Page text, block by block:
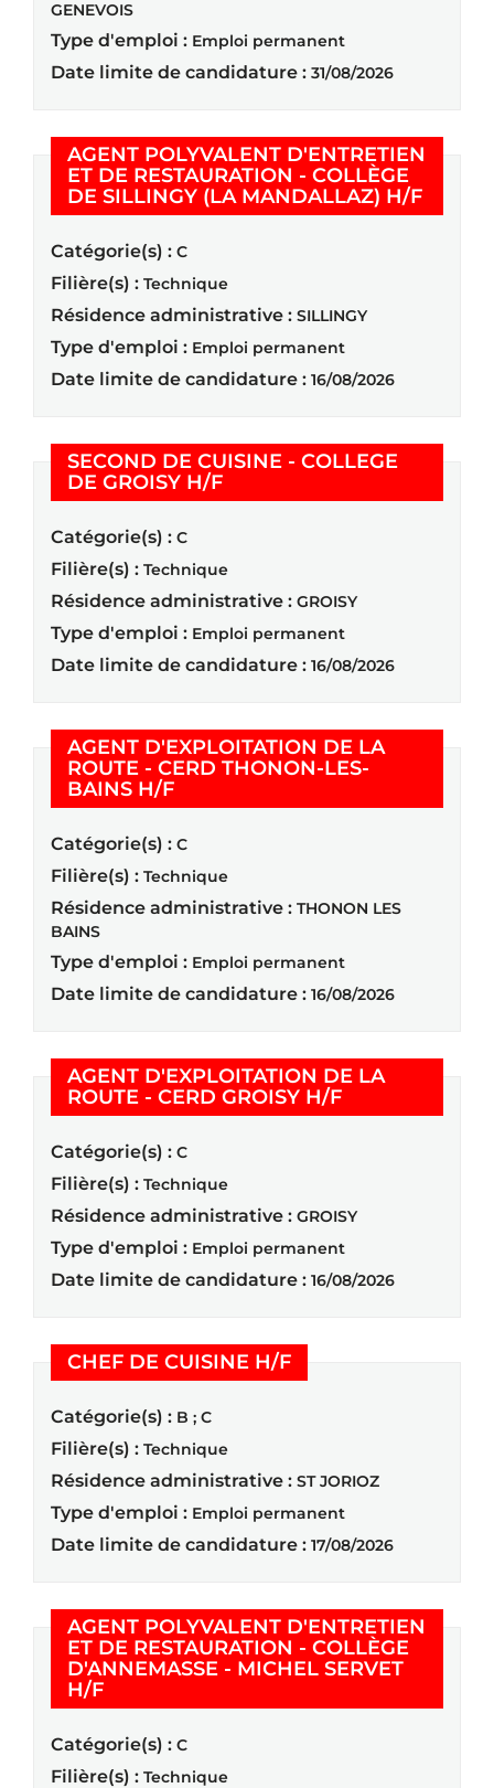
GENEVOIS
Type d'emploi : Emploi permanent
Date limite de candidature : 31/08/2026
AGENT POLYVALENT D'ENTRETIEN
ET DE RESTAURATION - COLLÈGE
DE SILLINGY (LA MANDALLAZ) H/F
Catégorie(s) : C
Filière(s) : Technique
Résidence administrative : SILLINGY
Type d'emploi : Emploi permanent
Date limite de candidature : 16/08/2026
SECOND DE CUISINE - COLLEGE
DE GROISY H/F(Nouvelle fenêtre)
Catégorie(s) : C
Filière(s) : Technique
Résidence administrative : GROISY
Type d'emploi : Emploi permanent
Date limite de candidature : 16/08/2026
AGENT D'EXPLOITATION DE LA
ROUTE - CERD THONON-LES-
BAINS H/F(Nouvelle fenêtre)
Catégorie(s) : C
Filière(s) : Technique
Résidence administrative : THONON LES
BAINS
Type d'emploi : Emploi permanent
Date limite de candidature : 16/08/2026
AGENT D'EXPLOITATION DE LA
ROUTE - CERD GROISY H/F(Nouvelle
Catégorie(s) : C
Filière(s) : Technique
Résidence administrative : GROISY
Type d'emploi : Emploi permanent
Date limite de candidature : 16/08/2026
CHEF DE CUISINE H/F(Nouvelle fenêtre)
Catégorie(s) : B ; C
Filière(s) : Technique
Résidence administrative : ST JORIOZ
Type d'emploi : Emploi permanent
Date limite de candidature : 17/08/2026
AGENT POLYVALENT D'ENTRETIEN
ET DE RESTAURATION - COLLÈGE
D'ANNEMASSE - MICHEL SERVET
H/F(Nouvelle fenêtre)
Catégorie(s) : C
Filière(s) : Technique